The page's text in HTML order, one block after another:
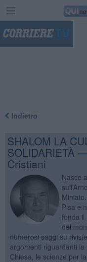
Indietro
SHALOM LA
SOLIDARIETÀ
Cristiani
Nasce
Pisa e
fonda il
del
numerosi saggi su
argomenti riguardanti
Chiesa, le scienze per